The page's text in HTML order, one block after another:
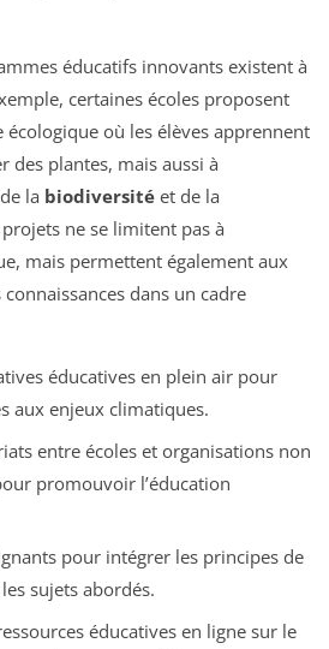
éducatifs innovants existent à
certaines écoles proposent
écologique où les élèves apprennent
des plantes, mais aussi à
la biodiversité et de la
ne se limitent pas à
mais permettent également aux
dans un cadre
éducatives en plein air pour
aux enjeux climatiques.
entre écoles et organisations non
promouvoir l’éducation
pour intégrer les principes de
sujets abordés.
éducatives en ligne sur le